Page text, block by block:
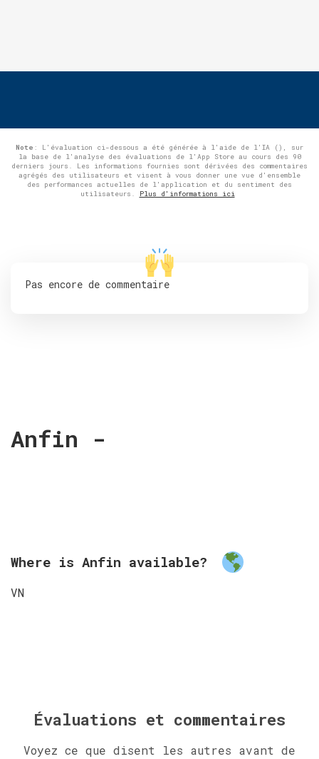
Note : L'évaluation ci-dessous a été générée à l'aide de l'IA (), sur
la base de l'analyse des évaluations de l'App Store au cours des 90
derniers jours. Les informations fournies sont dérivées des commentaires
agrégés des utilisateurs et visent à vous donner une vue d'ensemble
des performances actuelles de l'application et du sentiment des
utilisateurs.
Plus d'informations ici
Pas encore de commentaire
Anfin -
Where is Anfin available?
VN
Évaluations et commentaires
Voyez ce que disent les autres avant de